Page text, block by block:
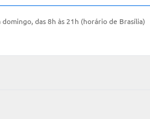
domingo, das 8h às 21h (horário de Brasília)